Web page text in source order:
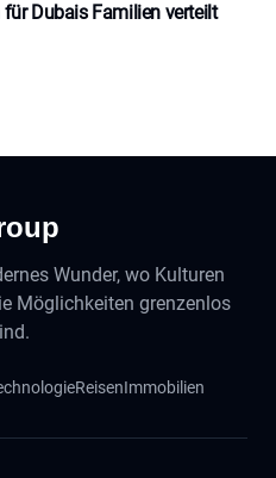
für Dubais Familien verteilt
Wunder, wo Kulturen
Möglichkeiten grenzenlos
ReisenImmobilien